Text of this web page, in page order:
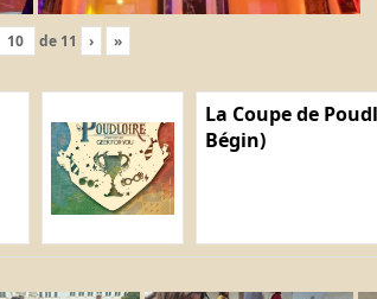
de 11 › »
La Coupe de
Bégin)